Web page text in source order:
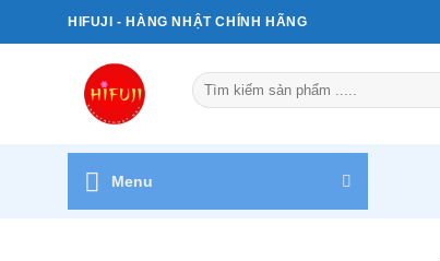
qua
HIFUJI - HÀNG NHẬT CHÍNH HÃNG
Tìm
kiếm:
Menu